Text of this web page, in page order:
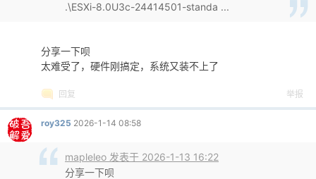
.\ESXi-8.0U3c-24414501-standa ...
分享一下呗
太难受了，硬件刚搞定，系统又装不上了
回复 举报
roy325 2026-1-14 08:58
mapleleo 发表于 2026-1-13 16:22
分享一下呗